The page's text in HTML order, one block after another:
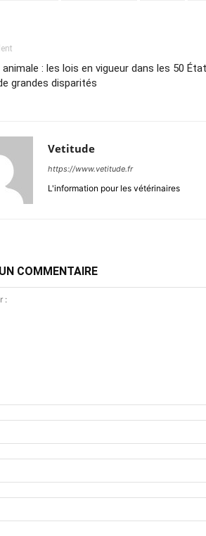
: les lois en vigueur dans les 50
grandes disparités
Vetitude
https://www.vetitude.fr
L'information pour les vétérinaires
COMMENTAIRE